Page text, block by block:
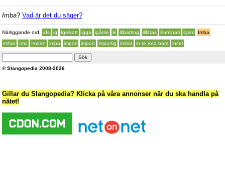
Imba? Vad är det du säger?
Närliggande ord: ids ig Igelkott igga igårse ik Illbatting illfittas illuminati ilysm
Imba
imfao
Imo Imorrn impa impori import importig imöra in te rota bara incel
© Slangopedia 2008-2026
Gillar du Slangopedia? Klicka på våra annonser när du ska handla på
nätet!